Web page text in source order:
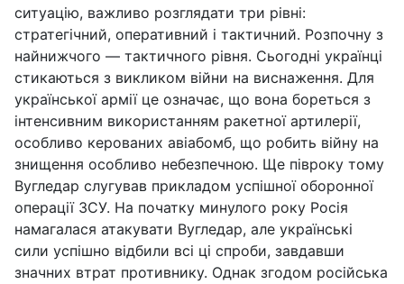
ситуацію, важливо розглядати три рівні:
стратегічний, оперативний і тактичний. Розпочну з
найнижчого — тактичного рівня. Сьогодні українці
стикаються з викликом війни на виснаження. Для
української армії це означає, що вона бореться з
інтенсивним використанням ракетної артилерії,
особливо керованих авіабомб, що робить війну на
знищення особливо небезпечною. Ще півроку тому
Вугледар слугував прикладом успішної оборонної
операції ЗСУ. На початку минулого року Росія
намагалася атакувати Вугледар, але українські
сили успішно відбили всі ці спроби, завдавши
значних втрат противнику. Однак згодом російська